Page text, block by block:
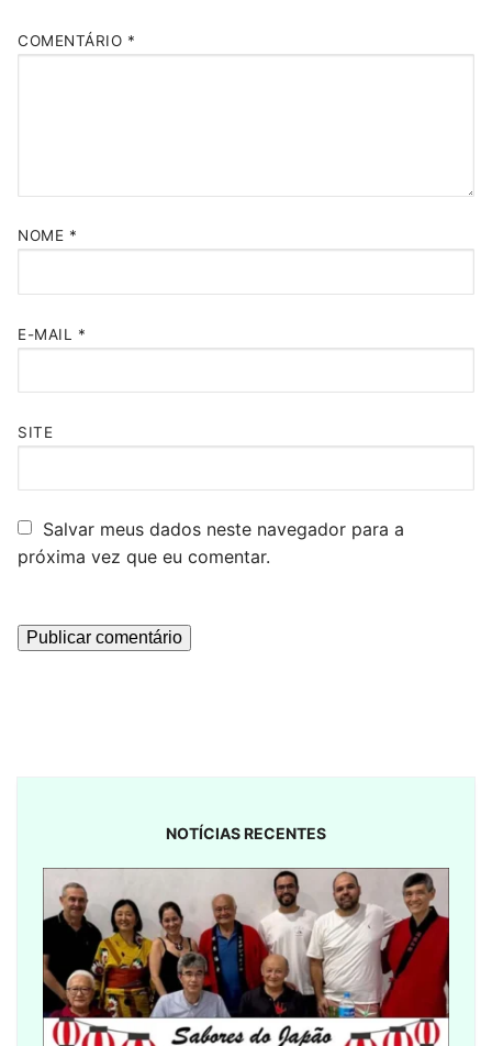
COMENTÁRIO *
NOME *
E-MAIL *
SITE
Salvar meus dados neste navegador para a
próxima vez que eu comentar.
NOTÍCIAS RECENTES